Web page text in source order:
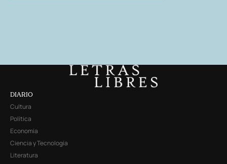
DIARIO
Cultura
Política
Economía
Ciencia y Tecnología
Literatura